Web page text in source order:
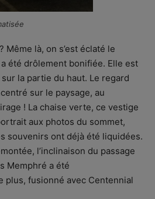
Même là, on s’est éclaté le
a été drôlement bonifiée. Elle est
la partie du haut. Le regard
sur le paysage, au
! La chaise verte, ce vestige
aux photos du sommet,
souvenirs ont déjà été liquidées.
l’inclinaison du passage
Memphré a été
plus, fusionné avec Centennial